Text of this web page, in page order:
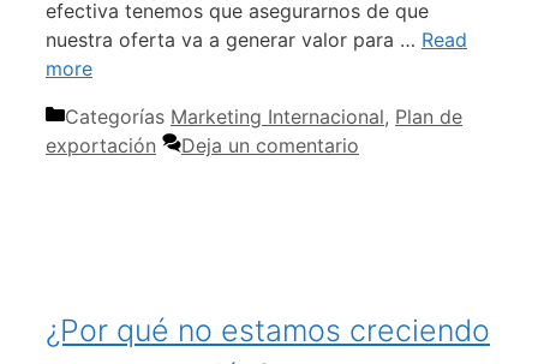
efectiva tenemos que asegurarnos de que
nuestra oferta va a generar valor para … Read
more
Categorías Marketing Internacional, Plan de
exportación
Deja un comentario
¿Por qué no estamos creciendo